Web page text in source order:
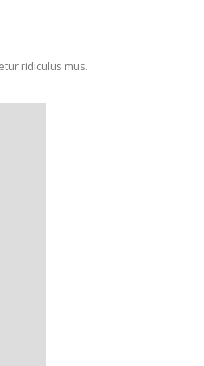
ridiculus mus.